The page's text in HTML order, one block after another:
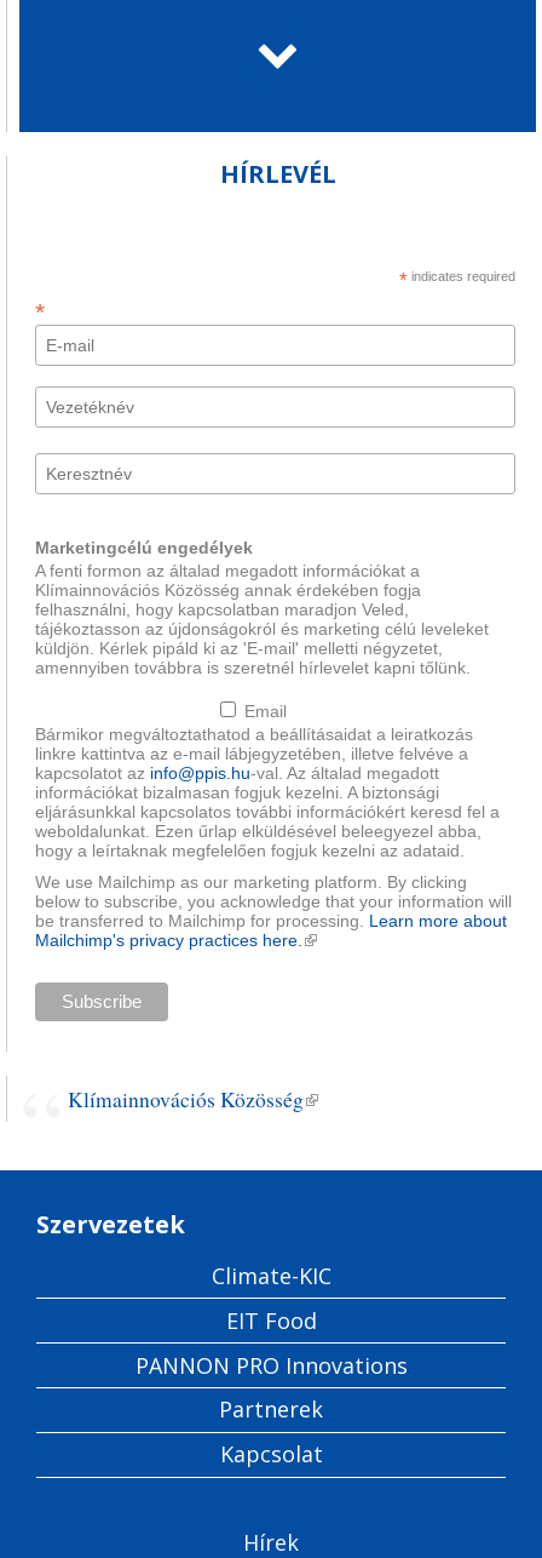
HÍRLEVÉL
* indicates required
*
Marketingcélú engedélyek
A fenti formon az általad megadott információkat a
Klímainnovációs Közösség annak érdekében fogja
felhasználni, hogy kapcsolatban maradjon Veled,
tájékoztasson az újdonságokról és marketing célú leveleket
küldjön. Kérlek pipáld ki az 'E-mail' melletti négyzetet,
amennyiben továbbra is szeretnél hírlevelet kapni tőlünk.
Email
Bármikor megváltoztathatod a beállításaidat a leiratkozás
linkre kattintva az e-mail lábjegyzetében, illetve felvéve a
kapcsolatot az info@ppis.hu-val. Az általad megadott
információkat bizalmasan fogjuk kezelni. A biztonsági
eljárásunkkal kapcsolatos további információkért keresd fel a
weboldalunkat. Ezen űrlap elküldésével beleegyezel abba,
hogy a leírtaknak megfelelően fogjuk kezelni az adataid.
We use Mailchimp as our marketing platform. By clicking
below to subscribe, you acknowledge that your information will
be transferred to Mailchimp for processing. Learn more about
Mailchimp's privacy practices here. (külső hivatkozás)
Klímainnovációs Közösség(külső hivatkozás)
Szervezetek
Climate-KIC
EIT Food
PANNON PRO Innovations
Partnerek
Kapcsolat
Hírek